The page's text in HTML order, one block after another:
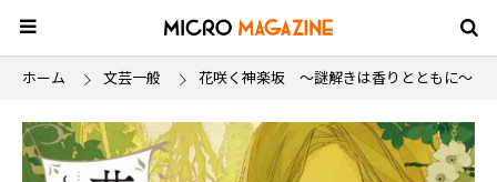
ホーム 文芸一般 花咲く神楽坂 ～謎解きは香りとともに～